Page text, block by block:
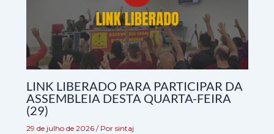
LINK LIBERADO PARA PARTICIPAR DA
ASSEMBLEIA DESTA QUARTA-FEIRA
(29)
29 de julho de 2026 / Por sintaj